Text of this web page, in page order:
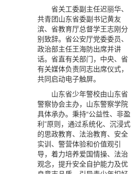
省关工委副主任迟丽华、
共青团山东省委副书记黄友
滨、省教育厅总督学王志刚分
别致辞。省公安厅党委委员、
政治部主任王海防出席并讲
话。省直有关部门，中央、省
有关媒体负责同志出席仪式，
共同启动电子触屏。
山东省少年警校由山东省
警察协会主办，山东警察学院
具体承办。秉持“公益性、非盈
利”原则，通过系统化、沉浸式
的思政教育、法治教育、安全
实训、警营体验和价值观引
导，着力培养爱国情操、法治
观念，提升安全自护能力及优